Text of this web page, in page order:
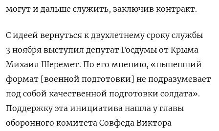
могут и дальше служить, заключив контракт.
С идеей вернуться к двухлетнему сроку службы
3 ноября выступил депутат Госдумы от Крыма
Михаил Шеремет. По его мнению, «нынешний
формат [военной подготовки] не подразумевает
под собой качественной подготовки солдата».
Поддержку эта инициатива нашла у главы
оборонного комитета Совфеда Виктора